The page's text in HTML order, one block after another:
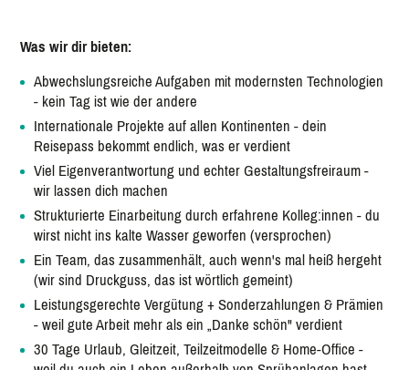
Was wir dir bieten:
Abwechslungsreiche Aufgaben mit modernsten Technologien
- kein Tag ist wie der andere
Internationale Projekte auf allen Kontinenten - dein
Reisepass bekommt endlich, was er verdient
Viel Eigenverantwortung und echter Gestaltungsfreiraum -
wir lassen dich machen
Strukturierte Einarbeitung durch erfahrene Kolleg:innen - du
wirst nicht ins kalte Wasser geworfen (versprochen)
Ein Team, das zusammenhält, auch wenn's mal heiß hergeht
(wir sind Druckguss, das ist wörtlich gemeint)
Leistungsgerechte Vergütung + Sonderzahlungen & Prämien
- weil gute Arbeit mehr als ein „Danke schön" verdient
30 Tage Urlaub, Gleitzeit, Teilzeitmodelle & Home-Office -